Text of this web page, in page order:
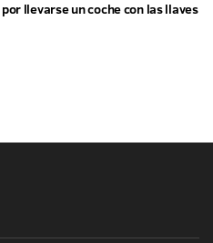
llevarse un coche con las llaves